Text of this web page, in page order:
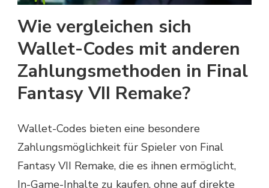
Wie vergleichen sich
Wallet-Codes mit anderen
Zahlungsmethoden in Final
Fantasy VII Remake?
Wallet-Codes bieten eine besondere
Zahlungsmöglichkeit für Spieler von Final
Fantasy VII Remake, die es ihnen ermöglicht,
In-Game-Inhalte zu kaufen, ohne auf direkte